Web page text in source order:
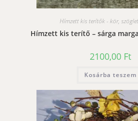
Hímzett kis terítők - kör,
Hímzett kis terítő – sárga
2100,00 Ft
Kosárba teszem